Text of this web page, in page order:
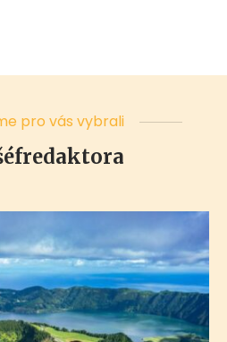
pro vás vybrali